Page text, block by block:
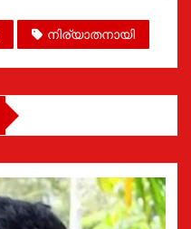
നിര്യാതനായി